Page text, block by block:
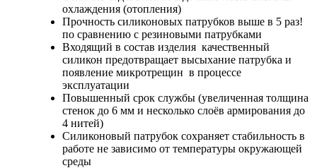
охлаждения (отопления)
Прочность силиконовых патрубков выше в 5 раз!
по сравнению с резиновыми патрубками
Входящий в состав изделия качественный
силикон предотвращает высыхание патрубка и
появление микротрещин в процессе
эксплуатации
Повышенный срок службы (увеличенная толщина
стенок до 6 мм и несколько слоёв армирования до
4 нитей)
Силиконовый патрубок сохраняет стабильность в
работе не зависимо от температуры окружающей
среды